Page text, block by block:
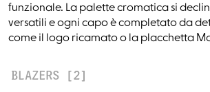
funzionale. La palette cromatica si
versatili e ogni capo è completato da
come il logo ricamato o la placchetta
BLAZERS [2]